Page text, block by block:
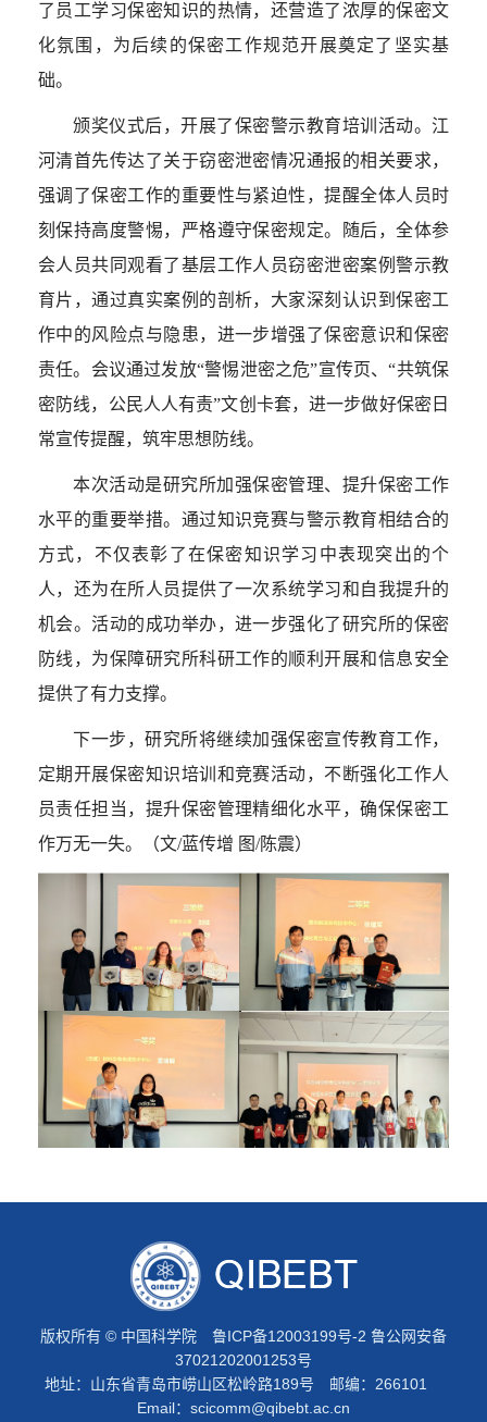
了员工学习保密知识的热情，还营造了浓厚的保密文
化氛围，为后续的保密工作规范开展奠定了坚实基
础。
颁奖仪式后，开展了保密警示教育培训活动。江
河清首先传达了关于窃密泄密情况通报的相关要求，
强调了保密工作的重要性与紧迫性，提醒全体人员时
刻保持高度警惕，严格遵守保密规定。随后，全体参
会人员共同观看了基层工作人员窃密泄密案例警示教
育片，通过真实案例的剖析，大家深刻认识到保密工
作中的风险点与隐患，进一步增强了保密意识和保密
责任。会议通过发放“警惕泄密之危”宣传页、“共筑保
密防线，公民人人有责”文创卡套，进一步做好保密日
常宣传提醒，筑牢思想防线。
本次活动是研究所加强保密管理、提升保密工作
水平的重要举措。通过知识竞赛与警示教育相结合的
方式，不仅表彰了在保密知识学习中表现突出的个
人，还为在所人员提供了一次系统学习和自我提升的
机会。活动的成功举办，进一步强化了研究所的保密
防线，为保障研究所科研工作的顺利开展和信息安全
提供了有力支撑。
下一步，研究所将继续加强保密宣传教育工作，
定期开展保密知识培训和竞赛活动，不断强化工作人
员责任担当，提升保密管理精细化水平，确保保密工
作万无一失。（文/蓝传增 图/陈震）
版权所有 © 中国科学院 鲁ICP备12003199号-2 鲁公网安备
37021202001253号
地址：山东省青岛市崂山区松岭路189号 邮编：266101
Email： scicomm@qibebt.ac.cn